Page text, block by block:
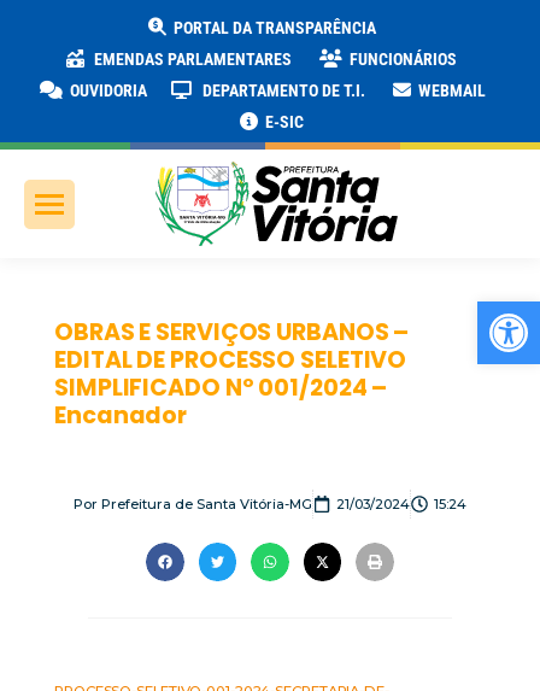
PORTAL DA TRANSPARÊNCIA
EMENDAS PARLAMENTARES
FUNCIONÁRIOS
OUVIDORIA
DEPARTAMENTO DE T.I.
WEBMAIL
E-SIC
OBRAS E SERVIÇOS URBANOS –
EDITAL DE PROCESSO SELETIVO
SIMPLIFICADO Nº 001/2024 –
Encanador
Por Prefeitura de Santa Vitória-MG 21/03/2024 15:24